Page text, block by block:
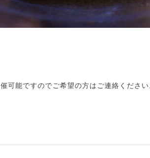
可能ですのでご希望の方はご連絡くださ